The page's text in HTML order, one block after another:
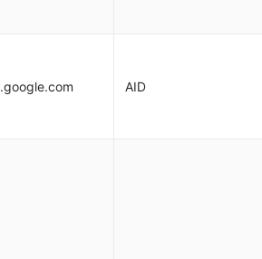
.google.com AID